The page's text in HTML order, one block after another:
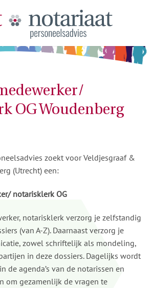
OG Woudenberg
zoekt voor Veldjesgraaf &
(Utrecht) een:
notarisklerk OG
notarisklerk verzorg je zelfstandig
(van A-Z). Daarnaast verzorg je
zowel schriftelijk als mondeling,
in deze dossiers. Dagelijks wordt
de agenda’s van de notarissen en
om gezamenlijk de vragen te